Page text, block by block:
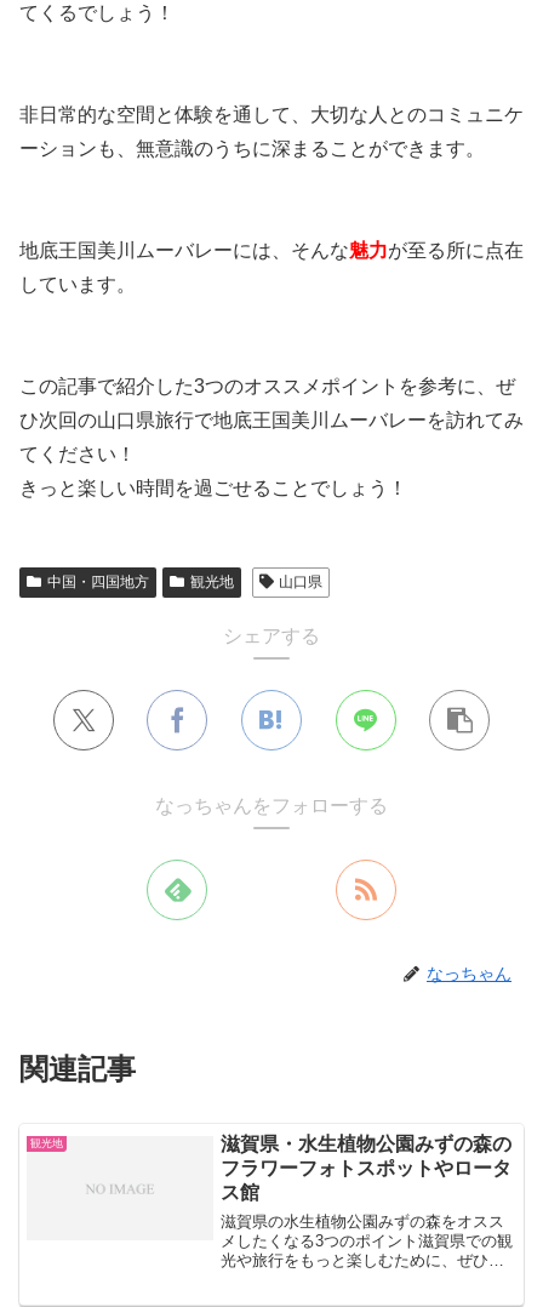
てくるでしょう！
非日常的な空間と体験を通して、大切な人とのコミュニケ
ーションも、無意識のうちに深まることができます。
地底王国美川ムーバレーには、そんな魅力が至る所に点在
しています。
この記事で紹介した3つのオススメポイントを参考に、ぜ
ひ次回の山口県旅行で地底王国美川ムーバレーを訪れてみ
てください！
きっと楽しい時間を過ごせることでしょう！
中国・四国地方 観光地 山口県
シェアする
なっちゃんをフォローする
なっちゃん
関連記事
観光地
滋賀県・水生植物公園みずの森の
フラワーフォトスポットやロータ
ス館
滋賀県の水生植物公園みずの森をオスス
メしたくなる3つのポイント滋賀県での観
光や旅行をもっと楽しむために、ぜひチ